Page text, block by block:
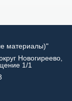
материалы)"
Новогиреево,
1/1